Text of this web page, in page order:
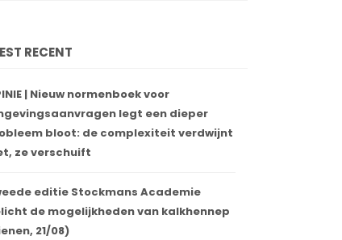
RECENT
| Nieuw normenboek voor
legt een dieper
bloot: de complexiteit verdwijnt
ze verschuift
editie Stockmans Academie
de mogelijkheden van kalkhennep
21/08)